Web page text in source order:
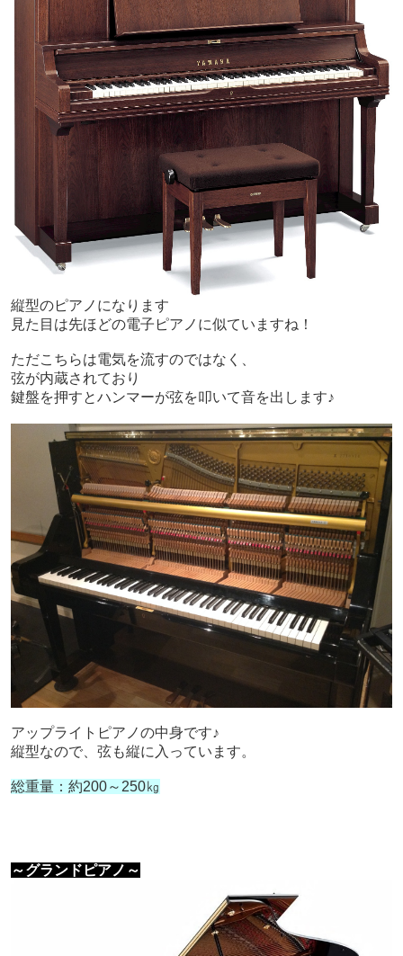
縦型のピアノになります
見た目は先ほどの電子ピアノに似ていますね！
ただこちらは電気を流すのではなく、
弦が内蔵されており
鍵盤を押すとハンマーが弦を叩いて音を出します♪
アップライトピアノの中身です♪
縦型なので、弦も縦に入っています。
総重量：約200～250㎏
～グランドピアノ～